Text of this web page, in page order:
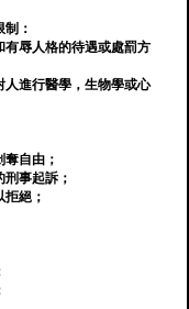
：
有辱人格的待遇或處罰方
人進行醫學，生物學或心
自由；
事起訴；
絕；